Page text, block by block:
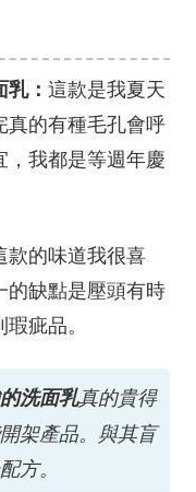
： 這款是我夏天
真的有種毛孔會呼
我都是等週年慶
款的味道我很喜
的缺點是壓頭有時
疵品。
洗面乳真的貴得
架產品。與其盲
方。